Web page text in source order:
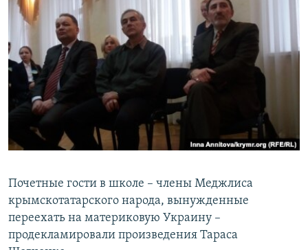
Почетные гости в школе – члены Меджлиса
крымскотатарского народа, вынужденные
переехать на материковую Украину –
продекламировали произведения Тараса